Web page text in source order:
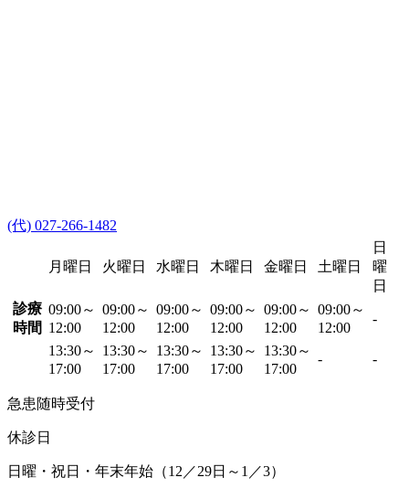
(代) 027-266-1482
月曜日 火曜日 水曜日 木曜日 金曜日 土曜日
日
曜
日
診療
時間
09:00～
12:00
09:00～
12:00
09:00～
12:00
09:00～
12:00
09:00～
12:00
09:00～
12:00
-
13:30～
17:00
13:30～
17:00
13:30～
17:00
13:30～
17:00
13:30～
17:00
- -
急患随時受付
休診日
日曜・祝日・年末年始（12／29日～1／3）